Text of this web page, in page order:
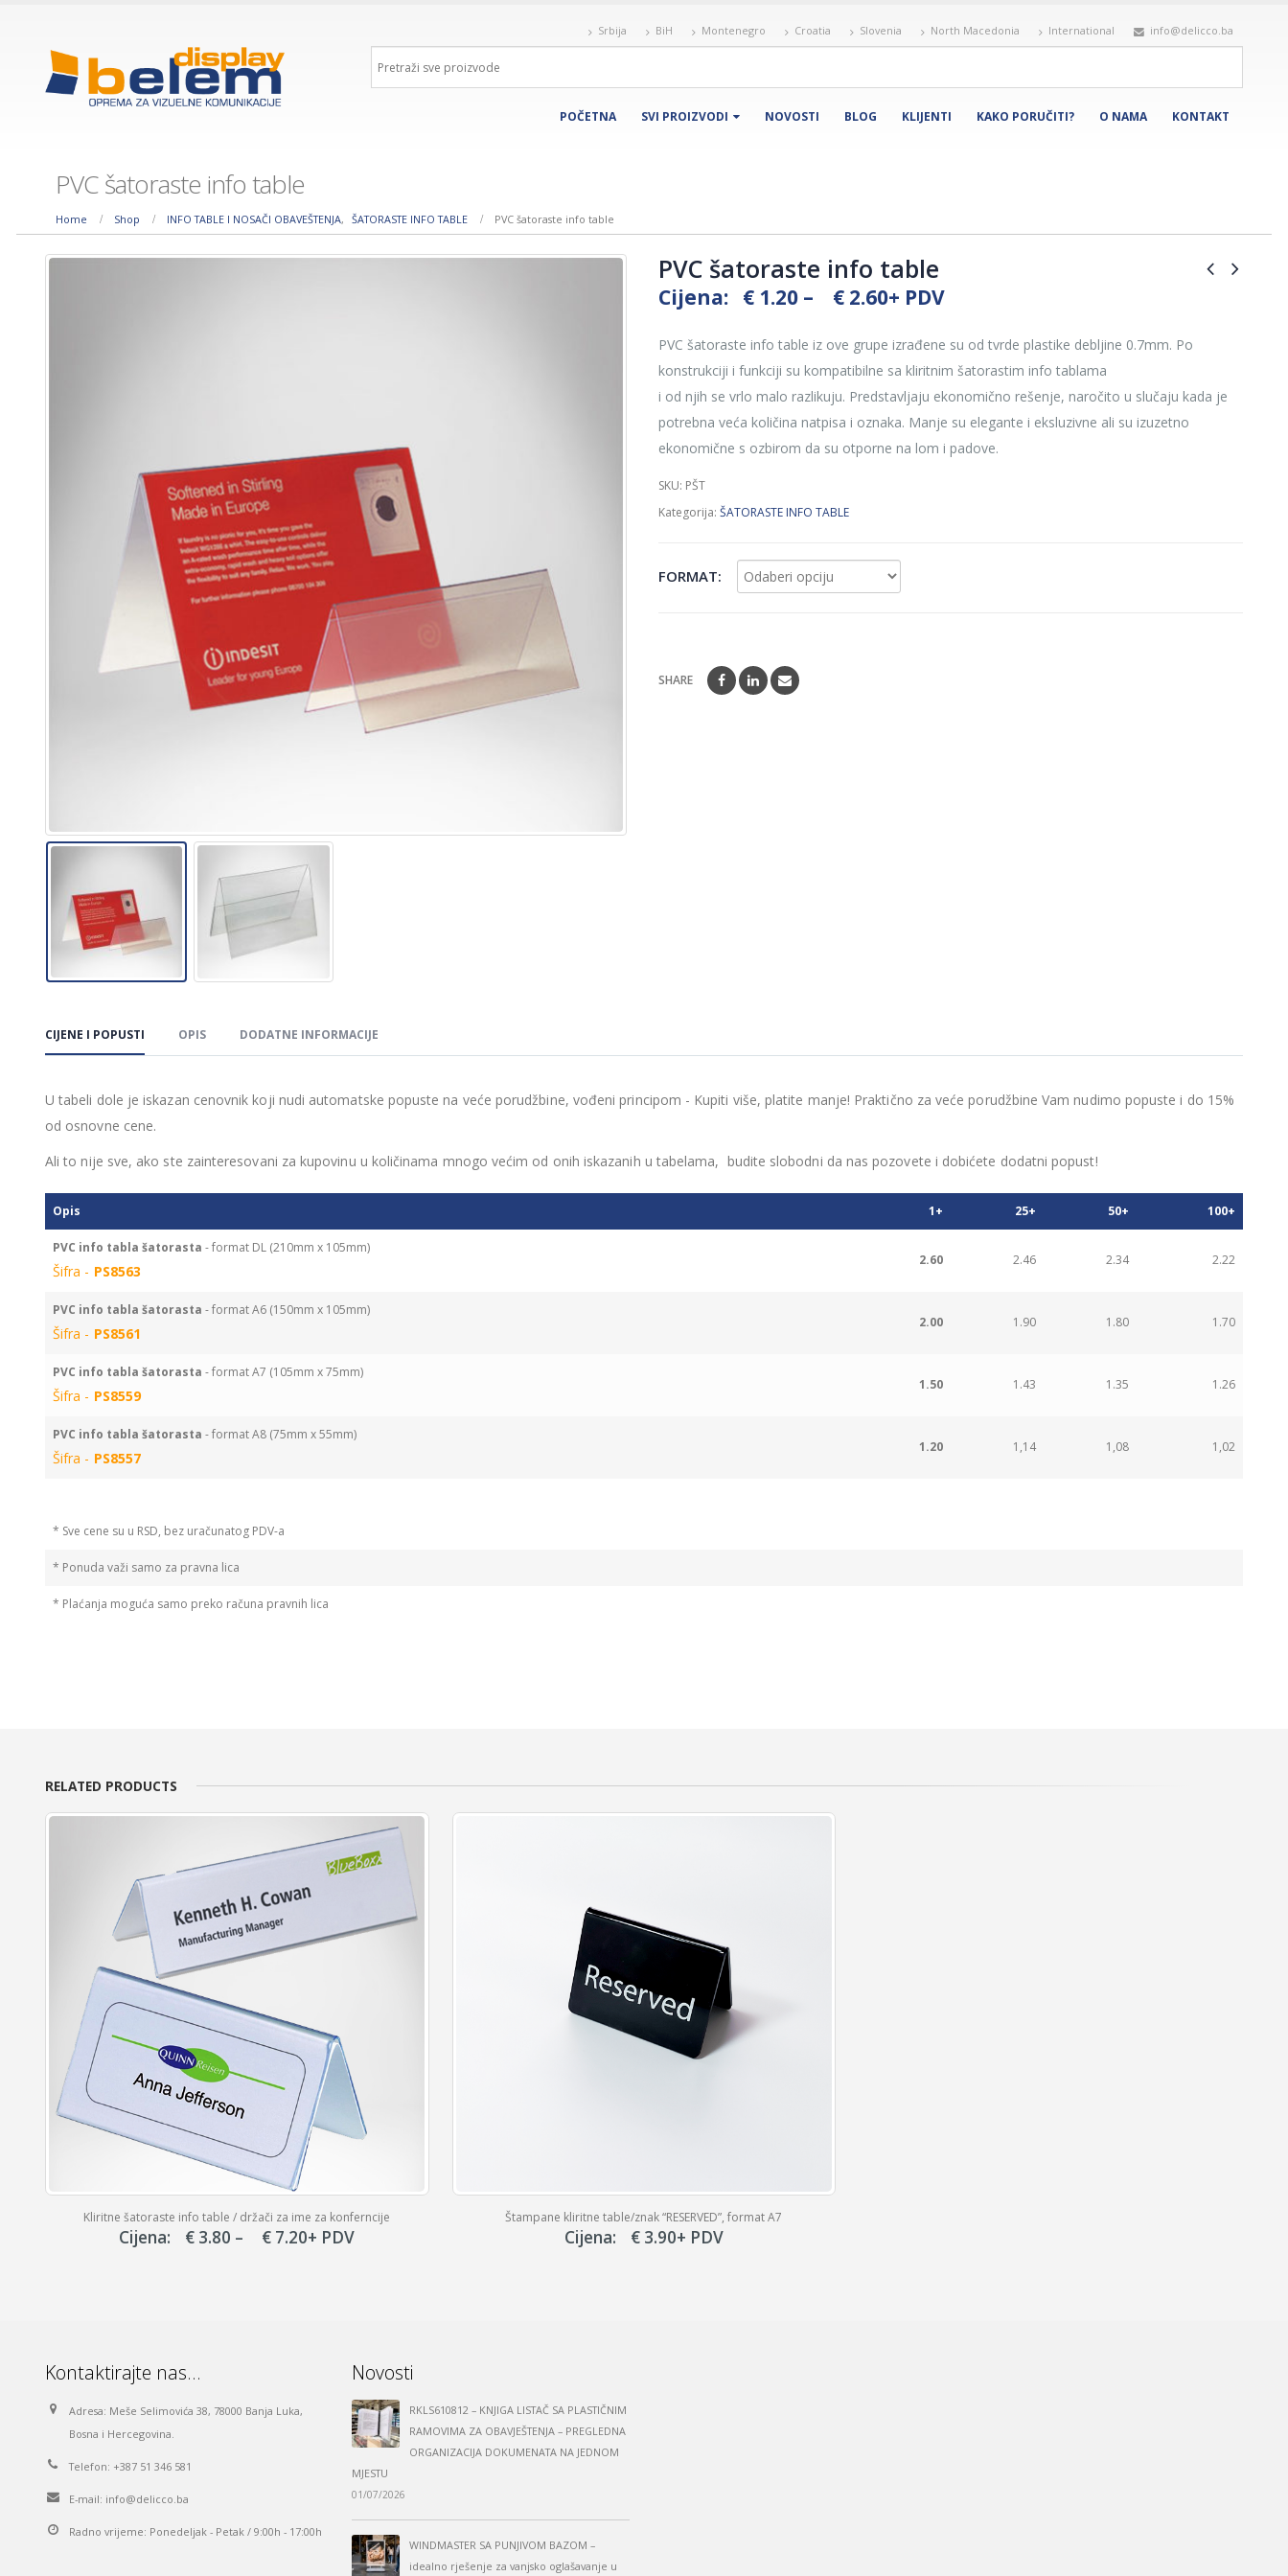
Srbija BiH Montenegro Croatia Slovenia North Macedonia International info@delicco.ba
POČETNA SVI PROIZVODI NOVOSTI BLOG KLIJENTI KAKO PORUČITI? O NAMA KONTAKT
PVC šatoraste info table
Home Shop INFO TABLE I NOSAČI OBAVEŠTENJA, ŠATORASTE INFO TABLE PVC šatoraste info table
PVC šatoraste info table
Cijena: € 1.20 – € 2.60Price
€ 1.20
through
€ 2.60
+ PDV
PVC šatoraste info table iz ove grupe izrađene su od tvrde plastike debljine 0.7mm. Po
konstrukciji i funkciji su kompatibilne sa kliritnim šatorastim info tablama
i od njih se vrlo malo razlikuju. Predstavljaju ekonomično rešenje, naročito u slučaju kada je
potrebna veća količina natpisa i oznaka. Manje su elegante i eksluzivne ali su izuzetno
ekonomične s ozbirom da su otporne na lom i padove.
SKU: PŠT
Kategorija: ŠATORASTE INFO TABLE
FORMAT
SHARE
CIJENE I POPUSTI OPIS DODATNE INFORMACIJE
U tabeli dole je iskazan cenovnik koji nudi automatske popuste na veće porudžbine, vođeni principom - Kupiti više, platite manje! Praktično za veće porudžbine Vam nudimo popuste i do 15%
od osnovne cene.
Ali to nije sve, ako ste zainteresovani za kupovinu u količinama mnogo većim od onih iskazanih u tabelama, budite slobodni da nas pozovete i dobićete dodatni popust!
Opis 1+ 25+ 50+ 100+
PVC info tabla šatorasta - format DL (210mm x 105mm)
Šifra - PS8563
2.60 2.46 2.34 2.22
PVC info tabla šatorasta - format A6 (150mm x 105mm)
Šifra - PS8561
2.00 1.90 1.80 1.70
PVC info tabla šatorasta - format A7 (105mm x 75mm)
Šifra - PS8559
1.50 1.43 1.35 1.26
PVC info tabla šatorasta - format A8 (75mm x 55mm)
Šifra - PS8557
1.20 1,14 1,08 1,02
* Sve cene su u RSD, bez uračunatog PDV-a
* Ponuda važi samo za pravna lica
* Plaćanja moguća samo preko računa pravnih lica
RELATED PRODUCTS
Kliritne šatoraste info table / držači za ime za konferncije
Cijena: € 3.80 – € 7.20Price
+ PDV
Štampane kliritne table/znak “RESERVED”, format A7
Cijena: €3.90+ PDV
Kontaktirajte nas…
Adresa: Meše Selimovića 38, 78000 Banja Luka,
Bosna i Hercegovina.
Telefon: +387 51 346 581
E-mail: info@delicco.ba
Radno vrijeme: Ponedeljak - Petak / 9:00h - 17:00h
Novosti
RKLS610812 – KNJIGA LISTAČ SA PLASTIČNIM
RAMOVIMA ZA OBAVJEŠTENJA – PREGLEDNA
ORGANIZACIJA DOKUMENATA NA JEDNOM
MJESTU
01/07/2026
WINDMASTER SA PUNJIVOM BAZOM –
idealno rješenje za vanjsko oglašavanje u